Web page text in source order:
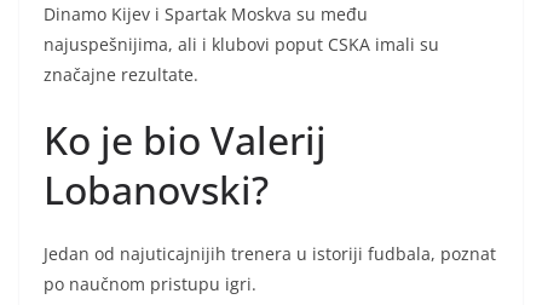
Dinamo Kijev i Spartak Moskva su među
najuspešnijima, ali i klubovi poput CSKA imali su
značajne rezultate.
Ko je bio Valerij
Lobanovski?
Jedan od najuticajnijih trenera u istoriji fudbala, poznat
po naučnom pristupu igri.